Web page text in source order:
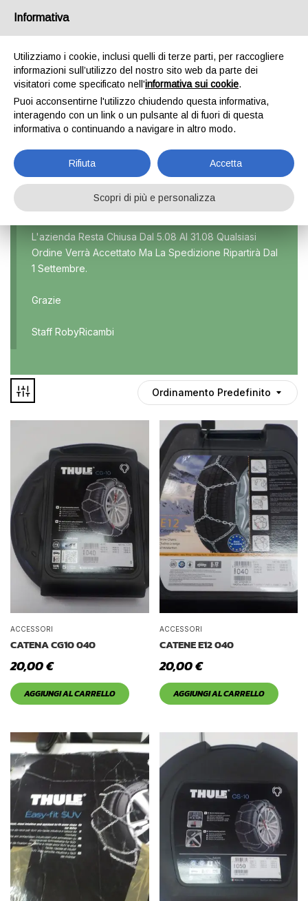
KYRON
Home Prodotto Modello Kyron
Marca
Modello
Auto usate
Culla
Maniglie
Noleggio
Parti meccaniche
Ponte
Spray
Deghiacciante
Disponibile
In offerta
L'azienda Resta Chiusa Dal 5.08 Al 31.08 Qualsiasi
Ordine Verrà Accettato Ma La Spedizione Ripartirà Dal
1 Settembre.
Grazie
Staff RobyRicambi
Ordinamento Predefinito
ACCESSORI
CATENA CG10 040
20,00€
AGGIUNGI AL CARRELLO
ACCESSORI
CATENE E12 040
20,00€
AGGIUNGI AL CARRELLO
Informativa
Utilizziamo i cookie, inclusi quelli di terze parti, per raccogliere
informazioni sull’utilizzo del nostro sito web da parte dei
visitatori come specificato nell'informativa sui cookie.
Puoi acconsentirne l'utilizzo chiudendo questa informativa,
interagendo con un link o un pulsante al di fuori di questa
informativa o continuando a navigare in altro modo.
Rifiuta Accetta
Scopri di più e personalizza